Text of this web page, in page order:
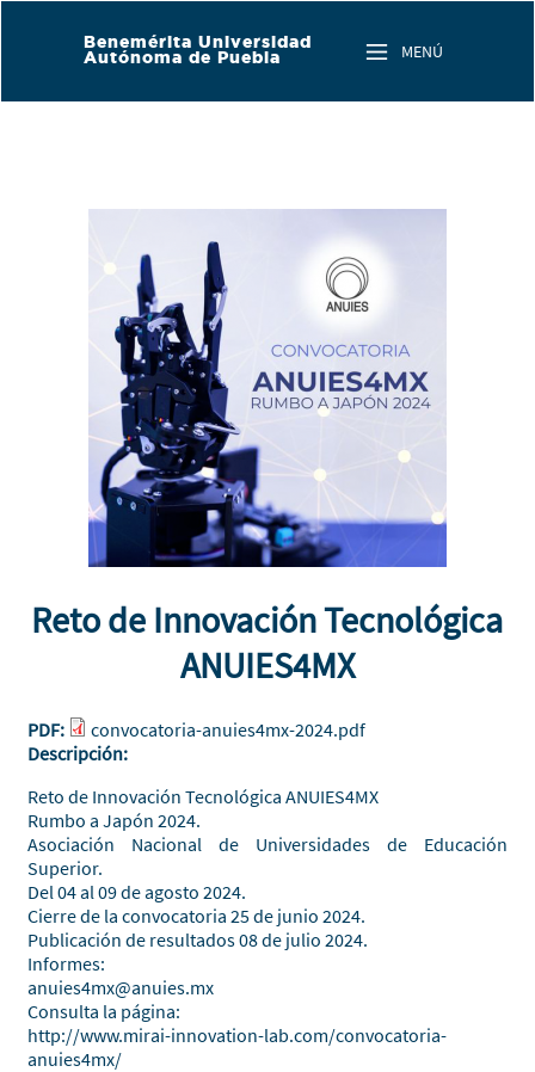
Benemérita Universidad
Autónoma de Puebla
MENÚ
Reto de Innovación Tecnológica
ANUIES4MX
PDF:
convocatoria-anuies4mx-2024.pdf
Descripción:
Reto de Innovación Tecnológica ANUIES4MX
Rumbo a Japón 2024.
Asociación Nacional de Universidades de Educación
Superior.
Del 04 al 09 de agosto 2024.
Cierre de la convocatoria 25 de junio 2024.
Publicación de resultados 08 de julio 2024.
Informes:
anuies4mx@anuies.mx
Consulta la página:
http://www.mirai-innovation-lab.com/convocatoria-
anuies4mx/